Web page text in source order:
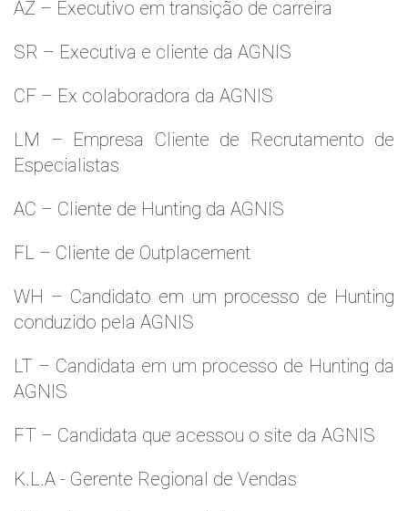
AZ – Executivo em transição de carreira
SR – Executiva e cliente da AGNIS
CF – Ex colaboradora da AGNIS
LM – Empresa Cliente de Recrutamento de
Especialistas
AC – Cliente de Hunting da AGNIS
FL – Cliente de Outplacement
WH – Candidato em um processo de Hunting
conduzido pela AGNIS
LT – Candidata em um processo de Hunting da
AGNIS
FT – Candidata que acessou o site da AGNIS
K.L.A - Gerente Regional de Vendas